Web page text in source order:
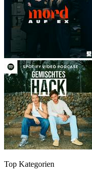
Top Kategorien